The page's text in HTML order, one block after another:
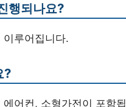
행되나요?
루어집니다.
?
어컨, 소형가전이 포함